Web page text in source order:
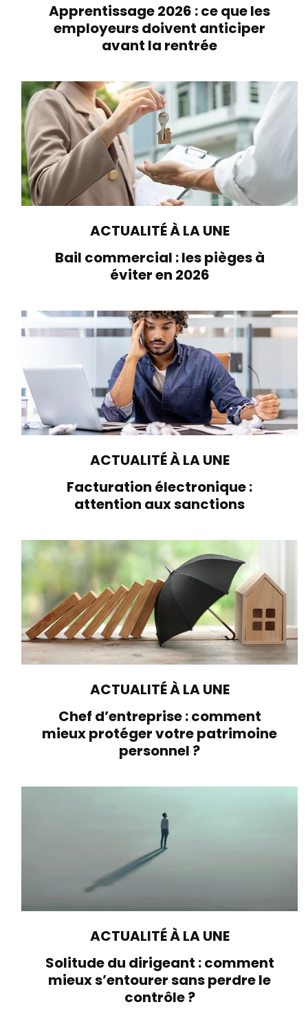
Apprentissage 2026 : ce que les
employeurs doivent anticiper
avant la rentrée
ACTUALITÉ À LA UNE
Bail commercial : les pièges à
éviter en 2026
ACTUALITÉ À LA UNE
Facturation électronique :
attention aux sanctions
ACTUALITÉ À LA UNE
Chef d’entreprise : comment
mieux protéger votre patrimoine
personnel ?
ACTUALITÉ À LA UNE
Solitude du dirigeant : comment
mieux s’entourer sans perdre le
contrôle ?